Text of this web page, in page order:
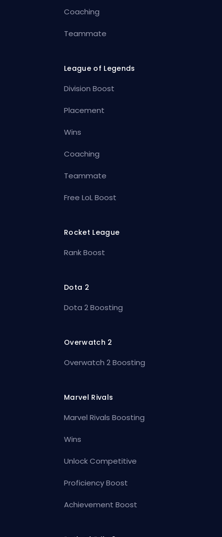
Coaching
Teammate
League of Legends
Division Boost
Placement
Wins
Coaching
Teammate
Free LoL Boost
Rocket League
Rank Boost
Dota 2
Dota 2 Boosting
Overwatch 2
Overwatch 2 Boosting
Marvel Rivals
Marvel Rivals Boosting
Wins
Unlock Competitive
Proficiency Boost
Achievement Boost